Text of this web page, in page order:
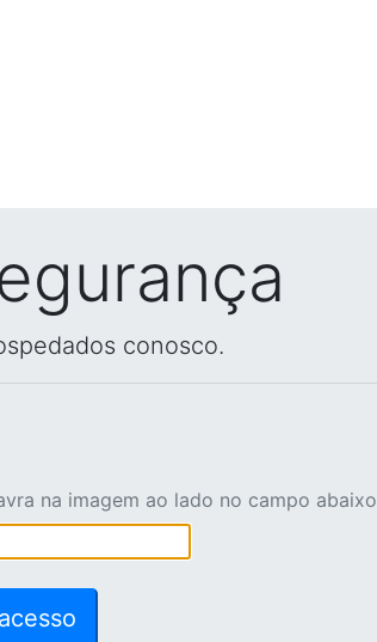
conosco.
na imagem ao lado no campo abaixo